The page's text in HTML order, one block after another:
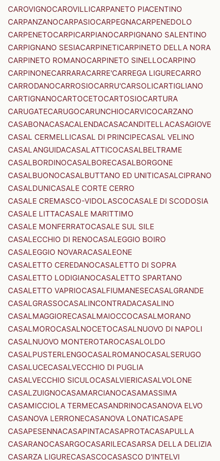
CAROVIGNOCAROVILLICARPANETO PIACENTINO
CARPANZANOCARPASIOCARPEGNACARPENEDOLO
CARPENETOCARPICARPIANOCARPIGNANO SALENTINO
CARPIGNANO SESIACARPINETICARPINETO DELLA NORA
CARPINETO ROMANOCARPINETO SINELLOCARPINO
CARPINONECARRARACARRE'CARREGA LIGURECARRO
CARRODANOCARROSIOCARRU'CARSOLICARTIGLIANO
CARTIGNANOCARTOCETOCARTOSIOCARTURA
CARUGATECARUGOCARUNCHIOCARVICOCARZANO
CASABONACASACALENDACASACANDITELLACASAGIOVE
CASAL CERMELLICASAL DI PRINCIPECASAL VELINO
CASALANGUIDACASALATTICOCASALBELTRAME
CASALBORDINOCASALBORECASALBORGONE
CASALBUONOCASALBUTTANO ED UNITICASALCIPRANO
CASALDUNICASALE CORTE CERRO
CASALE CREMASCO-VIDOLASCOCASALE DI SCODOSIA
CASALE LITTACASALE MARITTIMO
CASALE MONFERRATOCASALE SUL SILE
CASALECCHIO DI RENOCASALEGGIO BOIRO
CASALEGGIO NOVARACASALEONE
CASALETTO CEREDANOCASALETTO DI SOPRA
CASALETTO LODIGIANOCASALETTO SPARTANO
CASALETTO VAPRIOCASALFIUMANESECASALGRANDE
CASALGRASSOCASALINCONTRADACASALINO
CASALMAGGIORECASALMAIOCCOCASALMORANO
CASALMOROCASALNOCETOCASALNUOVO DI NAPOLI
CASALNUOVO MONTEROTAROCASALOLDO
CASALPUSTERLENGOCASALROMANOCASALSERUGO
CASALUCECASALVECCHIO DI PUGLIA
CASALVECCHIO SICULOCASALVIERICASALVOLONE
CASALZUIGNOCASAMARCIANOCASAMASSIMA
CASAMICCIOLA TERMECASANDRINOCASANOVA ELVO
CASANOVA LERRONECASANOVA LONATICASAPE
CASAPESENNACASAPINTACASAPROTACASAPULLA
CASARANOCASARGOCASARILECASARSA DELLA DELIZIA
CASARZA LIGURECASASCOCASASCO D'INTELVI